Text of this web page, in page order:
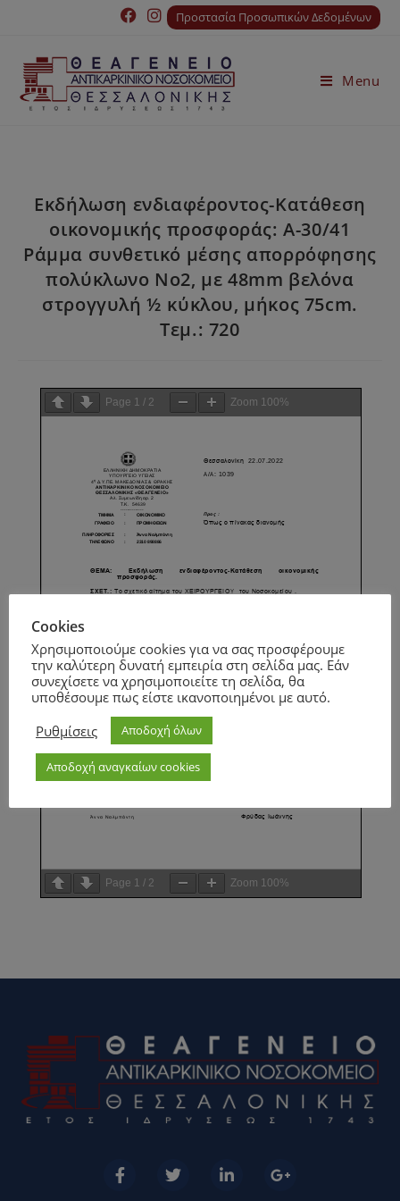
Προστασία Προσωπικών Δεδομένων
Menu
Εκδήλωση ενδιαφέροντος-Κατάθεση
οικονομικής προσφοράς: Α-30/41
Ράμμα συνθετικό μέσης απορρόφησης
πολύκλωνο Νο2, με 48mm βελόνα
στρογγυλή ½ κύκλου, μήκος 75cm.
Τεμ.: 720
Page 1 / 2 Zoom 100%
Page 1 / 2 Zoom 100%
Cookies
Χρησιμοποιούμε cookies για να σας προσφέρουμε
την καλύτερη δυνατή εμπειρία στη σελίδα μας. Εάν
συνεχίσετε να χρησιμοποιείτε τη σελίδα, θα
υποθέσουμε πως είστε ικανοποιημένοι με αυτό.
Ρυθμίσεις
Αποδοχή όλων
Αποδοχή αναγκαίων cookies